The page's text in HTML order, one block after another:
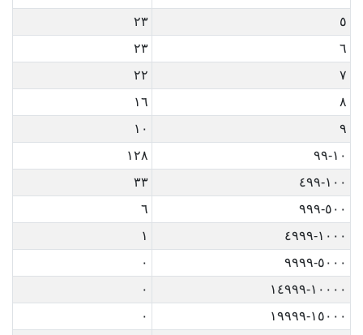
٥
٢٣
٦
٢٣
٧
٢٢
٨
١٦
٩
١٠
١٠-٩٩
١٢٨
١٠٠-٤٩٩
٣٣
٥٠٠-٩٩٩
٦
١٠٠٠-٤٩٩٩
١
٥٠٠٠-٩٩٩٩
٠
١٠٠٠٠-١٤٩٩٩
٠
١٥٠٠٠-١٩٩٩٩
٠